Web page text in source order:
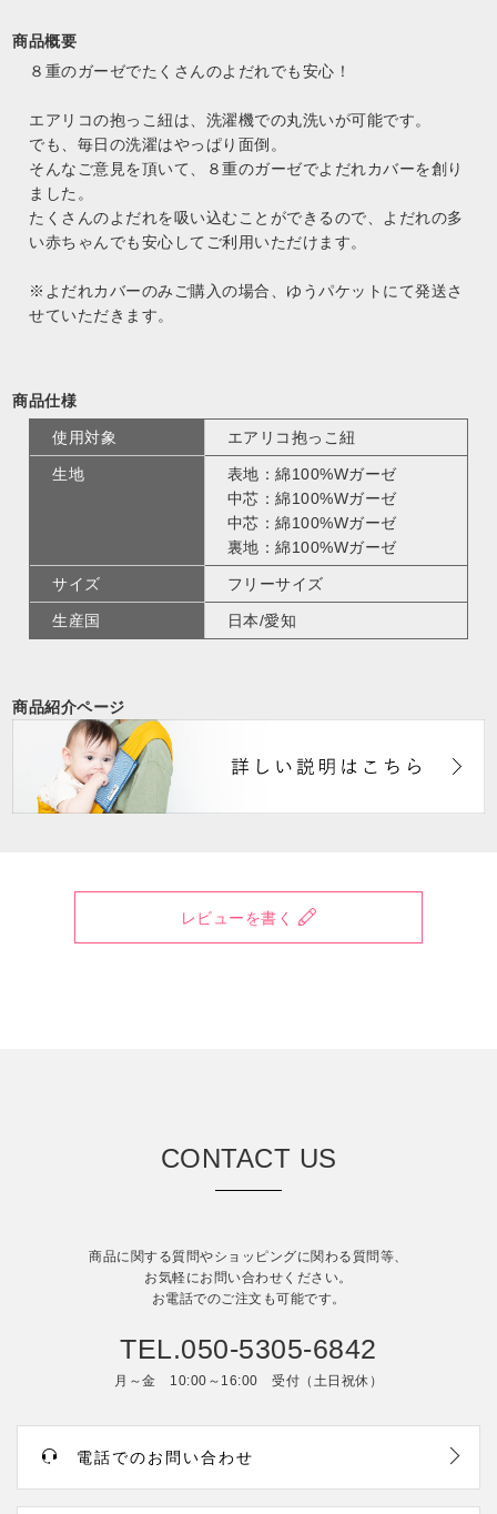
商品概要
８重のガーゼでたくさんのよだれでも安心！
エアリコの抱っこ紐は、洗濯機での丸洗いが可能です。
でも、毎日の洗濯はやっぱり面倒。
そんなご意見を頂いて、８重のガーゼでよだれカバーを創り
ました。
たくさんのよだれを吸い込むことができるので、よだれの多
い赤ちゃんでも安心してご利用いただけます。
※よだれカバーのみご購入の場合、ゆうパケットにて発送さ
せていただきます。
商品仕様
使用対象 エアリコ抱っこ紐
生地
表地：綿100%Wガーゼ
中芯：綿100%Wガーゼ
中芯：綿100%Wガーゼ
裏地：綿100%Wガーゼ
サイズ フリーサイズ
生産国 日本/愛知
商品紹介ページ
レビューを書く
CONTACT US
商品に関する質問やショッピングに関わる質問等、
お気軽にお問い合わせください。
お電話でのご注文も可能です。
TEL.050-5305-6842
月～金 10:00～16:00 受付（土日祝休）
電話でのお問い合わせ